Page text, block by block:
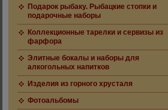
Подарок рыбаку. Рыбацкие стопки и
подарочные наборы
Коллекционные тарелки и сервизы из
фарфора
Элитные бокалы и наборы для
алкогольных напитков
Изделия из горного хрусталя
Фотоальбомы